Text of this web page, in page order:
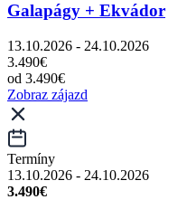
Galapágy + Ekvádor
13.10.2026 - 24.10.2026
3.490€
od 3.490€
Zobraz zájazd
Termíny
13.10.2026 - 24.10.2026
3.490€